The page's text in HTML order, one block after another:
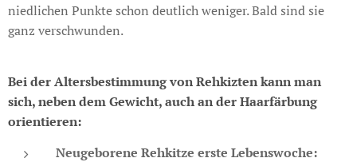
niedlichen Punkte schon deutlich weniger. Bald sind sie
ganz verschwunden.
Bei der Altersbestimmung von Rehkizten kann man
sich, neben dem Gewicht, auch an der Haarfärbung
orientieren:
Neugeborene Rehkitze erste Lebenswoche: